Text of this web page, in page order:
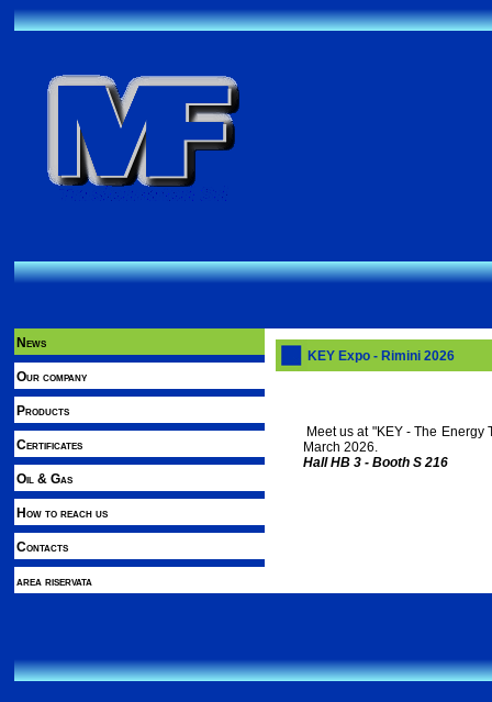
News
Our company
Products
Certificates
Oil & Gas
How to reach us
Contacts
area riservata
KEY Expo - Rimini 2026
Meet us at "KEY - The
March 2026.
Hall HB 3 - Booth S 216